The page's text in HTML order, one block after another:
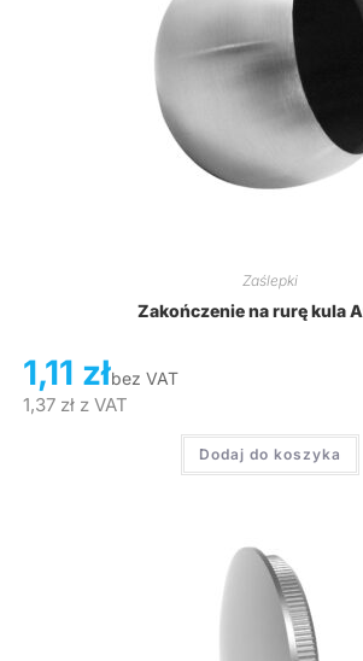
Zaślepki
Zakończenie na rurę kula
1,11 złbez VAT
1,37 złz VAT
Dodaj do koszyka